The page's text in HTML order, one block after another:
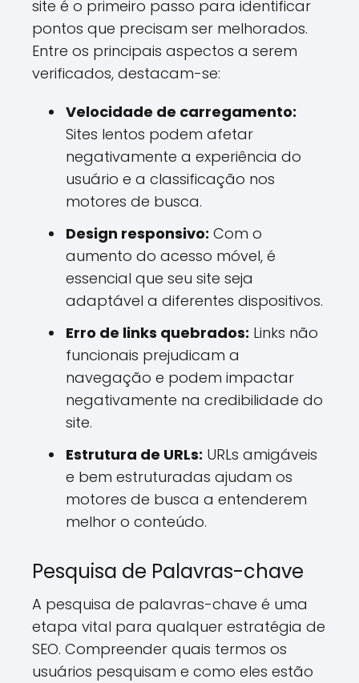
site é o primeiro passo para identificar
pontos que precisam ser melhorados.
Entre os principais aspectos a serem
verificados, destacam-se:
Velocidade de carregamento:
Sites lentos podem afetar
negativamente a experiência do
usuário e a classificação nos
motores de busca.
Design responsivo: Com o
aumento do acesso móvel, é
essencial que seu site seja
adaptável a diferentes dispositivos.
Erro de links quebrados: Links não
funcionais prejudicam a
navegação e podem impactar
negativamente na credibilidade do
site.
Estrutura de URLs: URLs amigáveis
e bem estruturadas ajudam os
motores de busca a entenderem
melhor o conteúdo.
Pesquisa de Palavras-chave
A pesquisa de palavras-chave é uma
etapa vital para qualquer estratégia de
SEO. Compreender quais termos os
usuários pesquisam e como eles estão